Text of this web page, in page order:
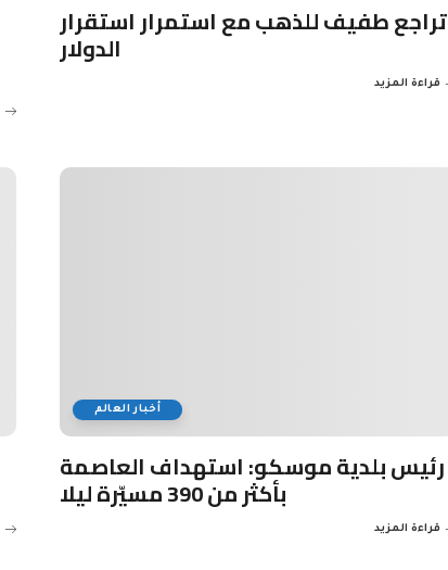
تراجع طفيف للذهب مع استمرار استقرار
الدولار
قراءة المزيد
أخبار العالم
رئيس بلدية موسكو: استهداف العاصمة
بأكثر من 390 مسيّرة ليلا
قراءة المزيد